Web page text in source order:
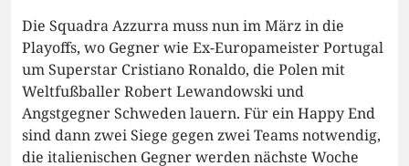
Die Squadra Azzurra muss nun im März in die
Playoffs, wo Gegner wie Ex-Europameister Portugal
um Superstar Cristiano Ronaldo, die Polen mit
Weltfußballer Robert Lewandowski und
Angstgegner Schweden lauern. Für ein Happy End
sind dann zwei Siege gegen zwei Teams notwendig,
die italienischen Gegner werden nächste Woche